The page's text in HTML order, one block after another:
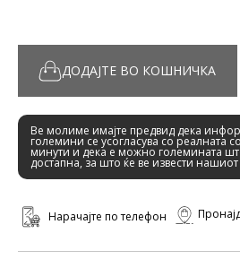
ДОДАЈТЕ ВО КОШНИЧКА
Ве молиме имајте предвид дека
големини се усогласува со реалната
минути и дека е можно големината
достапна, за што ќе ве извести
Нарачајте по телефон